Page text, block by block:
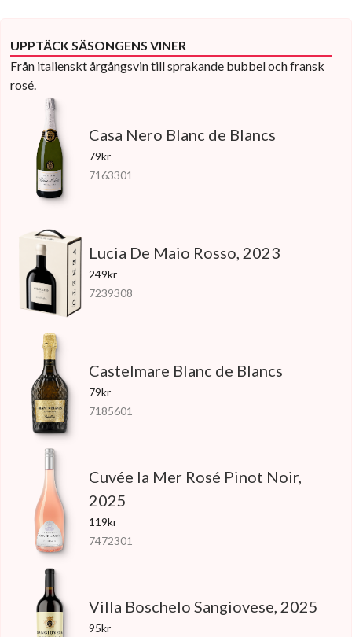
UPPTÄCK SÄSONGENS VINER
Från italienskt årgångsvin till sprakande bubbel och fransk
rosé.
Casa Nero Blanc de Blancs
79kr
7163301
Lucia De Maio Rosso, 2023
249kr
7239308
Castelmare Blanc de Blancs
79kr
7185601
Cuvée la Mer Rosé Pinot Noir,
2025
119kr
7472301
Villa Boschelo Sangiovese, 2025
95kr